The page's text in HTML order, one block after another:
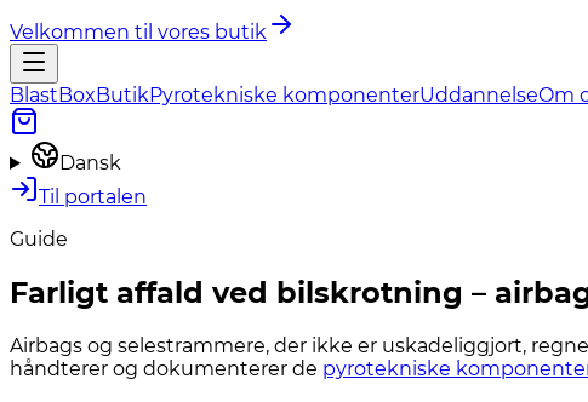
Velkommen til vores butik
BlastBoxButikPyrotekniske komponenterUddannelseOm
Dansk
Til portalen
Guide
Farligt affald ved bilskrotning –
Airbags og selestrammere, der ikke er uskadeliggjort,
håndterer og dokumenterer de pyrotekniske